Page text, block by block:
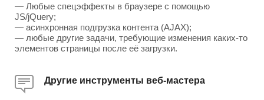
— Любые спецэффекты в браузере с помощью
JS/jQuery;
— асинхронная подгрузка контента (AJAX);
— любые другие задачи, требующие изменения каких-то
элементов страницы после её загрузки.
Другие инструменты веб-мастера